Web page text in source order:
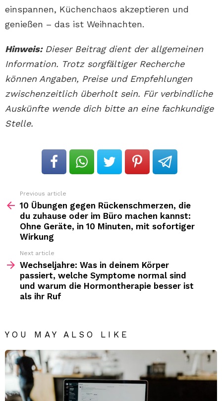
einspannen, Küchenchaos akzeptieren und
genießen – das ist Weihnachten.
Hinweis:Dieser Beitrag dient der allgemeinen
Information. Trotz sorgfältiger Recherche
können Angaben, Preise und Empfehlungen
zwischenzeitlich überholt sein. Für verbindliche
Auskünfte wende dich bitte an eine fachkundige
Stelle.
more
Previous article
10 Übungen gegen Rückenschmerzen, die
du zuhause oder im Büro machen kannst:
Ohne Geräte, in 10 Minuten, mit sofortiger
Wirkung
Next article
Wechseljahre: Was in deinem Körper
passiert, welche Symptome normal sind
und warum die Hormontherapie besser ist
als ihr Ruf
YOU MAY ALSO LIKE